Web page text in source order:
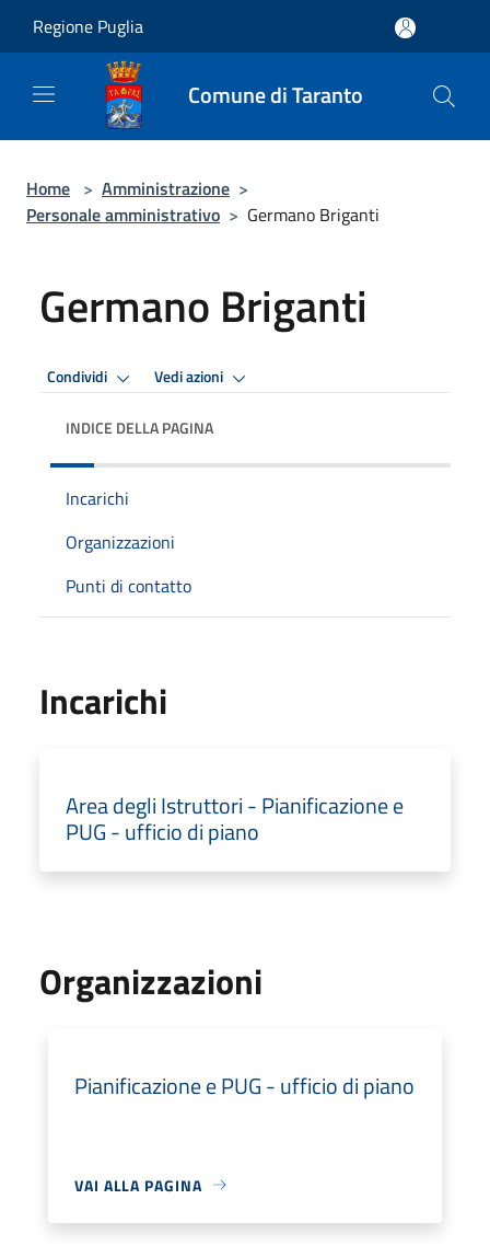
Regione Puglia
Comune di Taranto
Home > Amministrazione >
Personale amministrativo > Germano Briganti
Germano Briganti
Condividi Vedi azioni
INDICE DELLA PAGINA
Incarichi
Organizzazioni
Punti di contatto
Incarichi
Area degli Istruttori - Pianificazione e
PUG - ufficio di piano
Organizzazioni
Pianificazione e PUG - ufficio di piano
VAI ALLA PAGINA